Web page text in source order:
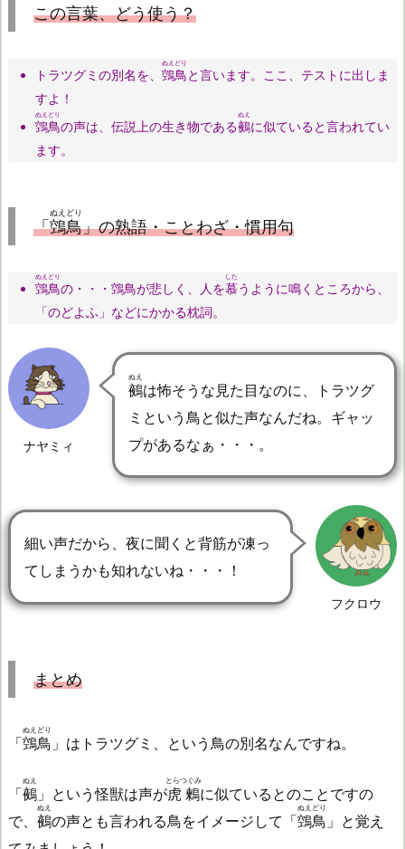
この言葉、どう使う？
トラツグミの別名を、 鵼鳥
ぬえどり
と言います。ここ、テストに出しま
すよ！
鵼鳥
ぬえどり
の声は、伝説上の生き物である鵺
ぬえ
に似ていると言われてい
ます。
「鵼鳥
ぬえどり
」の熟語・ことわざ・慣用句
鵼鳥
ぬえどり
の・・・鵼鳥が悲しく、人を慕
した
うように鳴くところから、
「のどよふ」などにかかる枕詞。
ナヤミィ
鵺
ぬえ
は怖そうな見た目なのに、トラツグ
ミという鳥と似た声なんだね。ギャッ
プがあるなぁ・・・。
フクロウ
細い声だから、夜に聞くと背筋が凍っ
てしまうかも知れないね・・・！
まとめ
「鵼鳥
ぬえどり
」はトラツグミ、という鳥の別名なんですね。
「鵺
ぬえ
」という怪獣は声が虎鶫
とらつぐみ
に似ているとのことですの
で、 鵺
ぬえ
の声とも言われる鳥をイメージして「鵼鳥
ぬえどり
」と覚え